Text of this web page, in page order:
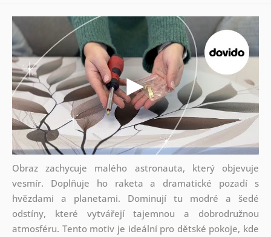
Obraz zachycuje malého astronauta, který objevuje
vesmír. Doplňuje ho raketa a dramatické pozadí s
hvězdami a planetami. Dominují tu modré a šedé
odstíny, které vytvářejí tajemnou a dobrodružnou
atmosféru. Tento motiv je ideální pro dětské pokoje, kde